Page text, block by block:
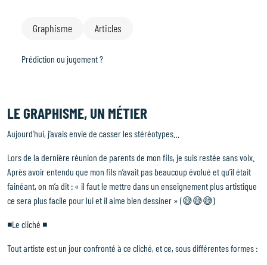
Graphisme Articles
Prédiction ou jugement ?
LE GRAPHISME, UN MÉTIER
Aujourd’hui, j’avais envie de casser les stéréotypes…
Lors de la dernière réunion de parents de mon fils, je suis restée sans voix.
Après avoir entendu que mon fils n’avait pas beaucoup évolué et qu’il était
fainéant, on m’a dit : « il faut le mettre dans un enseignement plus artistique
ce sera plus facile pour lui et il aime bien dessiner » (😅😅😅)
◾️Le cliché ◾️
Tout artiste est un jour confronté à ce cliché, et ce, sous différentes formes :